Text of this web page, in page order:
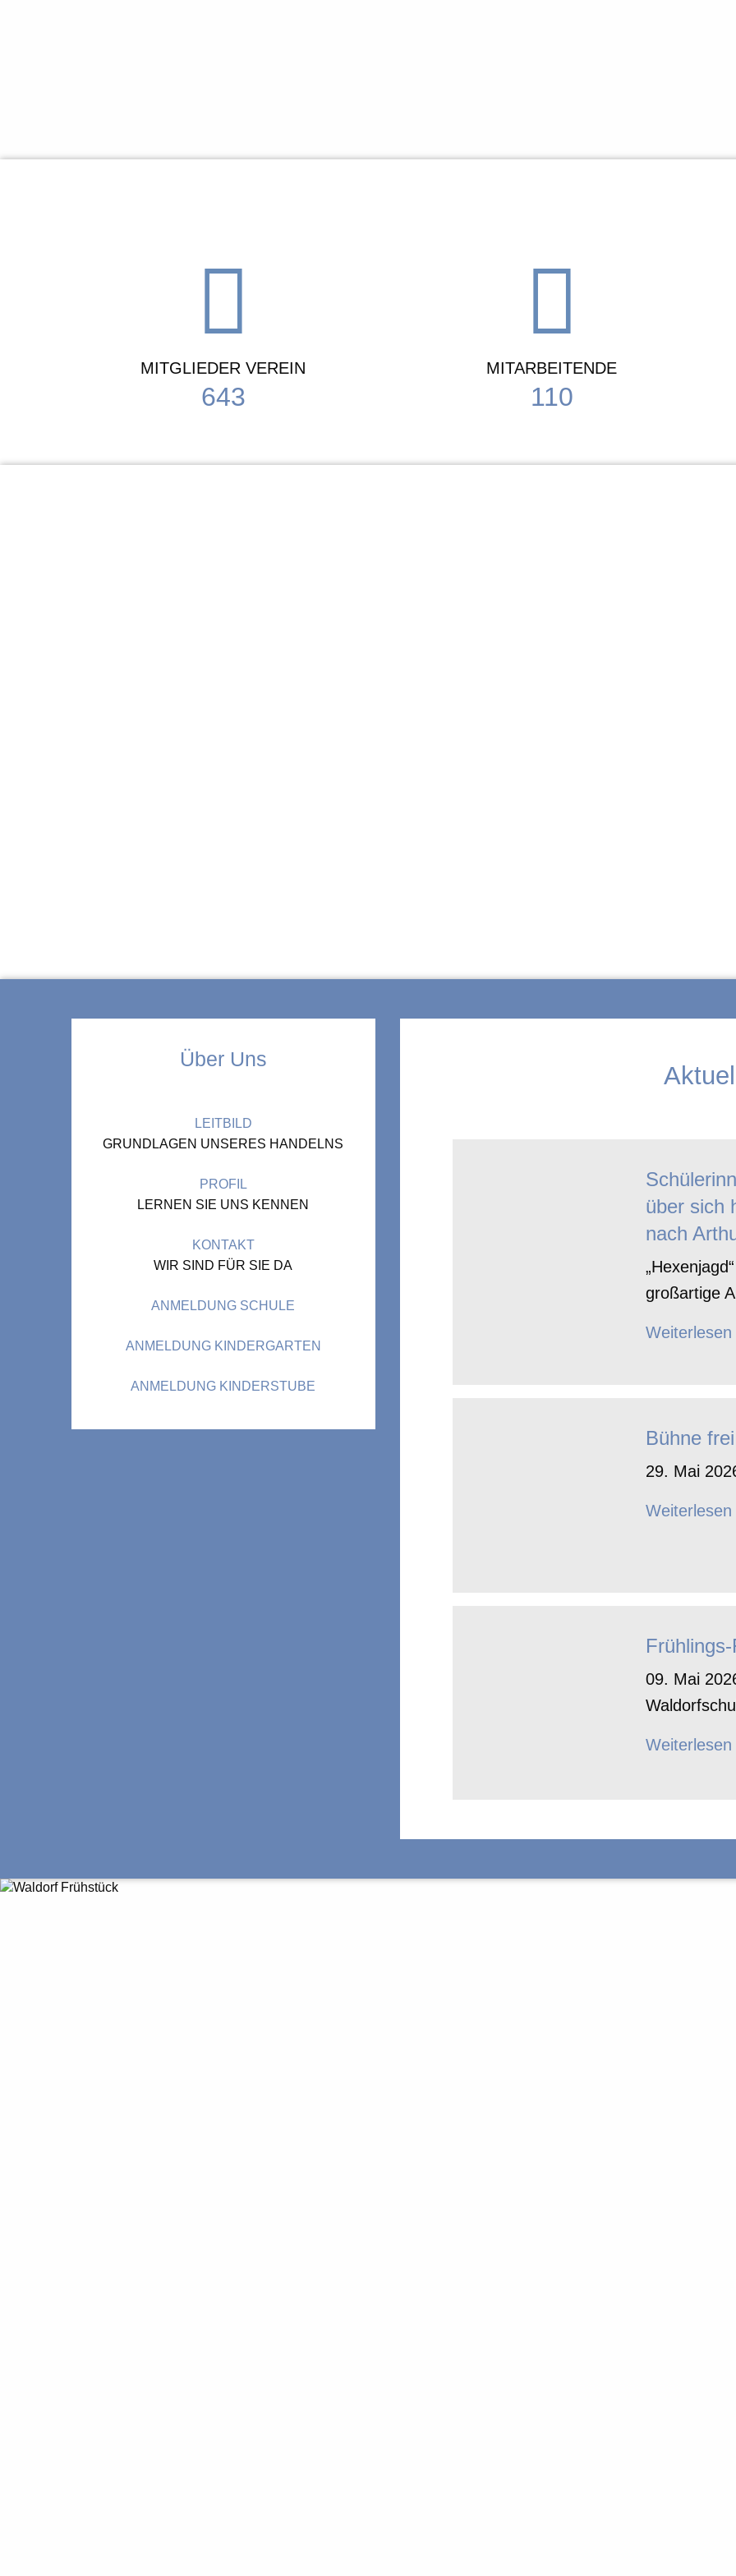
MITGLIEDER VEREIN
643
MITARBEITENDE
110
Über Uns
LEITBILD
GRUNDLAGEN UNSERES HANDELNS
PROFIL
LERNEN SIE UNS KENNEN
KONTAKT
WIR SIND FÜR SIE DA
ANMELDUNG SCHULE
ANMELDUNG KINDERGARTEN
ANMELDUNG KINDERSTUBE
über sich
nach
großartige
Weiterlesen
Bühne frei
29. Mai
Weiterlesen
09. Mai
Weiterlesen